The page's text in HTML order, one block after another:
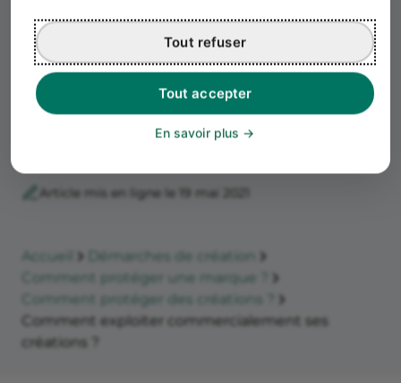
Tout accepter
Tout refuser
En savoir plus
tant que Responsable éditorial et SEO. Après
plusieurs années passées dans le domaine de
l'énergie, il s'intéresse désormais au secteur
bancaire. Il est également spécialisé dans les
sujets liés à la création et à la gestion d'entreprise.
Article mis en ligne le 19 mai 2021
Accueil
Démarches de création
Comment protéger une marque ?
Comment protéger des créations ?
Comment exploiter commercialement ses
créations ?